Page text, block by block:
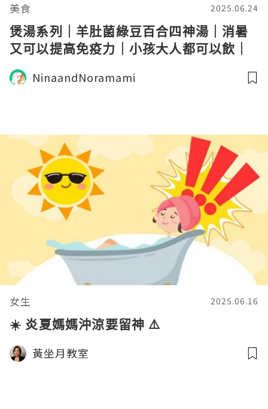
美食 2025.06.24
煲湯系列｜羊肚菌綠豆百合四神湯｜消暑
又可以提高免疫力｜小孩大人都可以飲｜
日常飲用湯水
NinaandNoramami
女生 2025.06.16
☀️ 炎夏媽媽沖涼要留神 ⚠️
黃坐月教室